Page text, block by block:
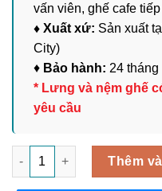
vấn viên, ghế cafe
♦ Xuất xứ: Sản xuất
City)
♦ Bảo hành: 24 tháng
* Lưng và nệm ghế
yêu cầu
Ghế Rumia Cafe Tiếp
Thêm